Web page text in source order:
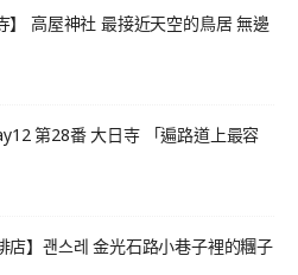
】 高屋神社 最接近天空的鳥居 無邊
第28番 大日寺 「遍路道上最容
店】괜스레 金光石路小巷子裡的糰子